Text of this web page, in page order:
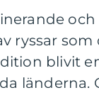
ryssar
blivit
länderna.